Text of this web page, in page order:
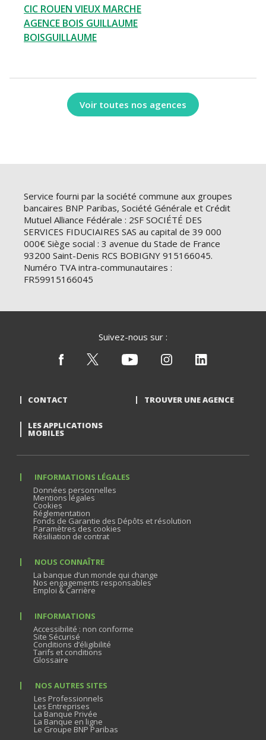
CIC ROUEN VIEUX MARCHE
AGENCE BOIS GUILLAUME
BOISGUILLAUME
Voir toutes nos agences
Service fourni par la société commune aux groupes
bancaires BNP Paribas, Société Générale et Crédit
Mutuel Alliance Fédérale : 2SF SOCIÉTÉ DES
SERVICES FIDUCIAIRES SAS au capital de 39 000
000€ Siège social : 3 avenue du Stade de France
93200 Saint-Denis RCS BOBIGNY 915166045.
Numéro TVA intra-communautaires :
FR59915166045
Suivez-nous sur :
CONTACT TROUVER UNE AGENCE
LES APPLICATIONS
MOBILES
INFORMATIONS LÉGALES
Données personnelles
Mentions légales
Cookies
Réglementation
Fonds de Garantie des Dépôts et résolution
Paramètres des cookies
Résiliation de contrat
NOUS CONNAÎTRE
La banque d’un monde qui change
Nos engagements responsables
Emploi & Carrière
INFORMATIONS
Accessibilité : non conforme
Site Sécurisé
Conditions d’éligibilité
Tarifs et conditions
Glossaire
NOS AUTRES SITES
Les Professionnels
Les Entreprises
La Banque Privée
La Banque en ligne
Le Groupe BNP Paribas